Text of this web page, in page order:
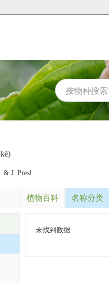
& J. Presl
植物百科 名称分类
未找到数据